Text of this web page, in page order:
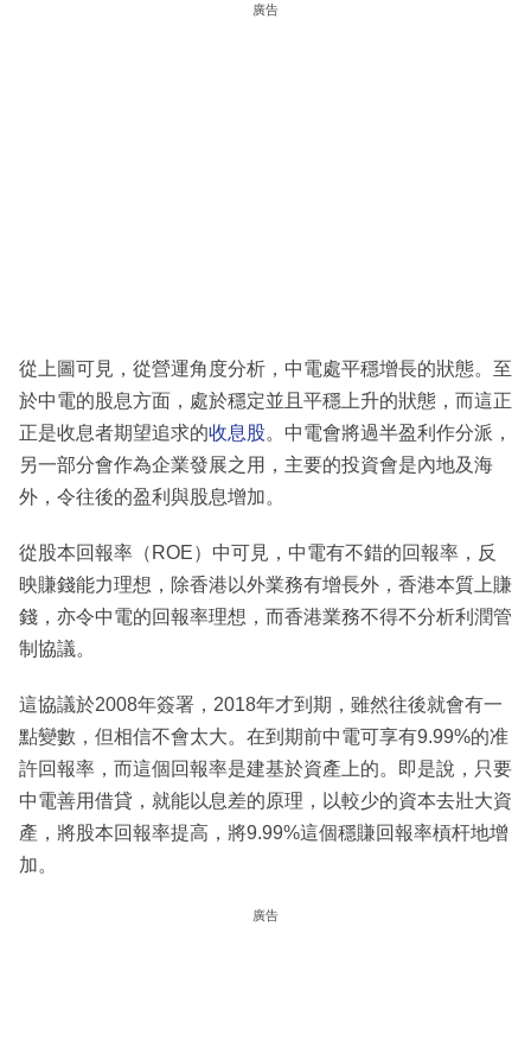
廣告
從上圖可見，從營運角度分析，中電處平穩增長的狀態。至
於中電的股息方面，處於穩定並且平穩上升的狀態，而這正
正是收息者期望追求的收息股。中電會將過半盈利作分派，
另一部分會作為企業發展之用，主要的投資會是內地及海
外，令往後的盈利與股息增加。
從股本回報率（ROE）中可見，中電有不錯的回報率，反
映賺錢能力理想，除香港以外業務有增長外，香港本質上賺
錢，亦令中電的回報率理想，而香港業務不得不分析利潤管
制協議。
這協議於2008年簽署，2018年才到期，雖然往後就會有一
點變數，但相信不會太大。在到期前中電可享有9.99%的准
許回報率，而這個回報率是建基於資產上的。即是說，只要
中電善用借貸，就能以息差的原理，以較少的資本去壯大資
產，將股本回報率提高，將9.99%這個穩賺回報率槓杆地增
加。
廣告